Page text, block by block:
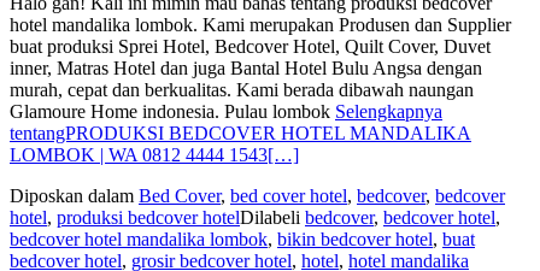
hotel mandalika lombok. Kami merupakan Produsen dan Supplier
buat produksi Sprei Hotel, Bedcover Hotel, Quilt Cover, Duvet
inner, Matras Hotel dan juga Bantal Hotel Bulu Angsa dengan
murah, cepat dan berkualitas. Kami berada dibawah naungan
Glamoure Home indonesia. Pulau lombok Selengkapnya
tentangPRODUKSI BEDCOVER HOTEL MANDALIKA
LOMBOK | WA 0812 4444 1543[…]
Diposkan dalam Bed Cover, bed cover hotel, bedcover, bedcover
hotel, produksi bedcover hotelDilabeli bedcover, bedcover hotel,
bedcover hotel mandalika lombok, bikin bedcover hotel, buat
bedcover hotel, grosir bedcover hotel, hotel, hotel mandalika